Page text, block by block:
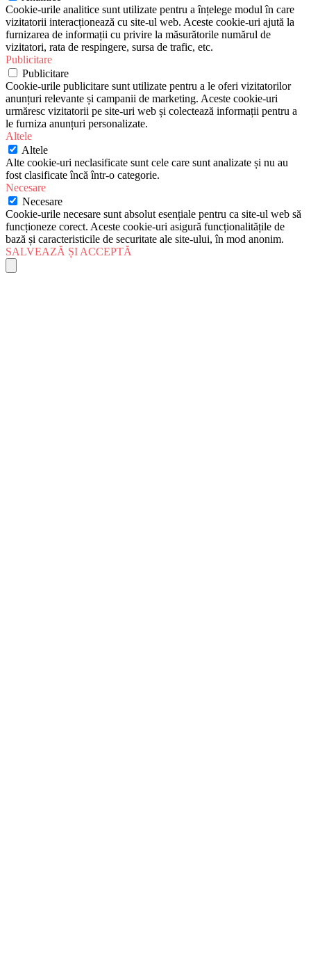
Cookie-urile analitice sunt utilizate pentru a înțelege modul în care
vizitatorii interacționează cu site-ul web. Aceste cookie-uri ajută la
furnizarea de informații cu privire la măsurătorile numărul de
vizitatori, rata de respingere, sursa de trafic, etc.
Publicitare
Publicitare
Cookie-urile publicitare sunt utilizate pentru a le oferi vizitatorilor
anunțuri relevante și campanii de marketing. Aceste cookie-uri
urmăresc vizitatorii pe site-uri web și colectează informații pentru a
le furniza anunțuri personalizate.
Altele
Altele
Alte cookie-uri neclasificate sunt cele care sunt analizate și nu au
fost clasificate încă într-o categorie.
Necesare
Necesare
Cookie-urile necesare sunt absolut esențiale pentru ca site-ul web să
funcționeze corect. Aceste cookie-uri asigură funcționalitățile de
bază și caracteristicile de securitate ale site-ului, în mod anonim.
SALVEAZĂ ȘI ACCEPTĂ